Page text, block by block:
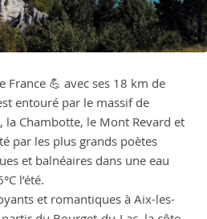
France 💪 avec ses 18 km de
entouré par le massif de
la Chambotte, le Mont Revard et
par les plus grands poètes
et balnéaires dans une eau
l’été.
et romantiques à Aix-les-